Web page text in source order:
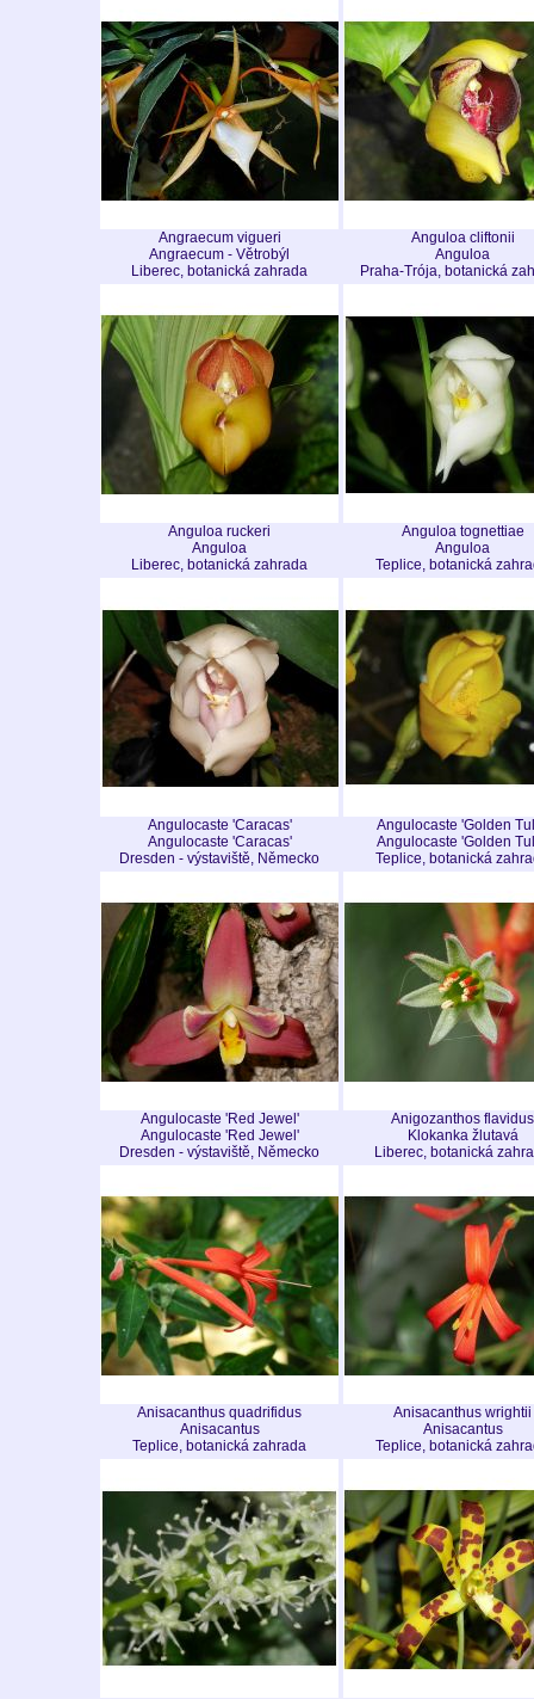
Angraecum vigueri
Angraecum - Větrobýl
Liberec, botanická zahrada
Anguloa cliftonii
Anguloa
Praha-Trója, botanická
Anguloa ruckeri
Anguloa
Liberec, botanická zahrada
Anguloa tognettiae
Anguloa
Teplice, botanická
Angulocaste 'Caracas'
Angulocaste 'Caracas'
Dresden - výstaviště, Německo
Angulocaste 'Golden
Angulocaste 'Golden
Teplice, botanická
Angulocaste 'Red Jewel'
Angulocaste 'Red Jewel'
Dresden - výstaviště, Německo
Anigozanthos flavidus
Klokanka žlutavá
Liberec, botanická
Anisacanthus quadrifidus
Anisacantus
Teplice, botanická zahrada
Anisacanthus wrightii
Anisacantus
Teplice, botanická